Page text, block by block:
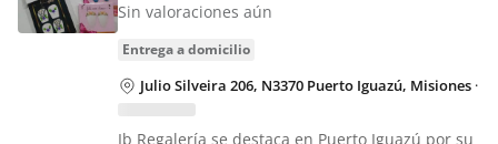
Sin valoraciones aún
entrega a domicilio
Julio Silveira 206, N3370 Puerto Iguazú, Misiones ·
Ib Regalería se destaca en Puerto Iguazú por su